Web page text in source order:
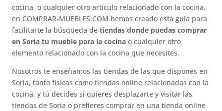
cocina, o cualquier otro artículo relacionado con la cocina,
en COMPRAR-MUEBLES.COM hemos creado esta guía para
facilitarte la búsqueda detiendas donde puedas comprar
en Soria tu mueble para la cocina o cualquier otro
elemento relacionado con la cocina que necesites.
Nosotros te enseñamos las tiendas de las que dispones en
Soria, tanto físicas como tiendas online relacionadas con la
cocina, y tú decides si quieres desplazarte y visitar las
tiendas de Soria o prefieres comprar en una tienda online